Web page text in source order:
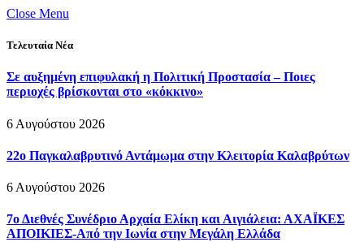
Close Menu
Τελευταία Νέα
Σε αυξημένη επιφυλακή η Πολιτική Προστασία – Ποιες
περιοχές βρίσκονται στο «κόκκινο»
6 Αυγούστου 2026
22ο Παγκαλαβρυτινό Αντάμωμα στην Κλειτορία Καλαβρύτων
6 Αυγούστου 2026
7ο Διεθνές Συνέδριο Αρχαία Ελίκη και Αιγιάλεια: ΑΧΑΪΚΕΣ
ΑΠΟΙΚΙΕΣ-Από την Ιωνία στην Μεγάλη Ελλάδα